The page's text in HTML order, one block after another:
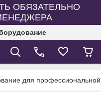
ОБЯЗАТЕЛЬНО
для профессиональной